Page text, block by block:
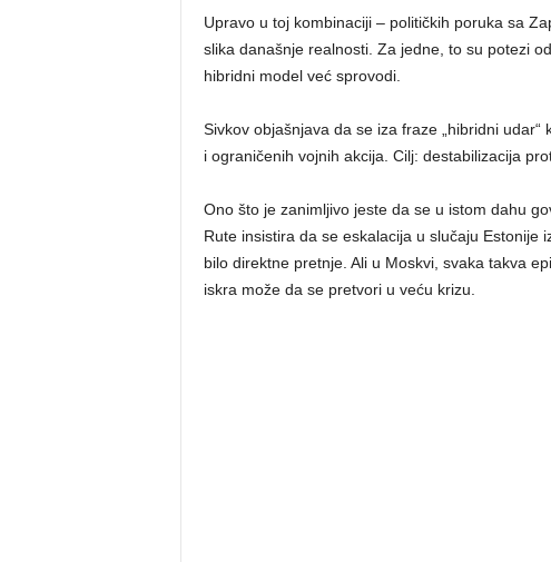
Upravo u toj kombinaciji – političkih poruka sa
slika današnje realnosti. Za jedne, to su potezi
hibridni model već sprovodi.
Sivkov objašnjava da se iza fraze „hibridni
i ograničenih vojnih akcija. Cilj: destabilizacija
Ono što je zanimljivo jeste da se u istom dahu
Rute insistira da se eskalacija u slučaju Estonije
bilo direktne pretnje. Ali u Moskvi, svaka takva
iskra može da se pretvori u veću krizu.